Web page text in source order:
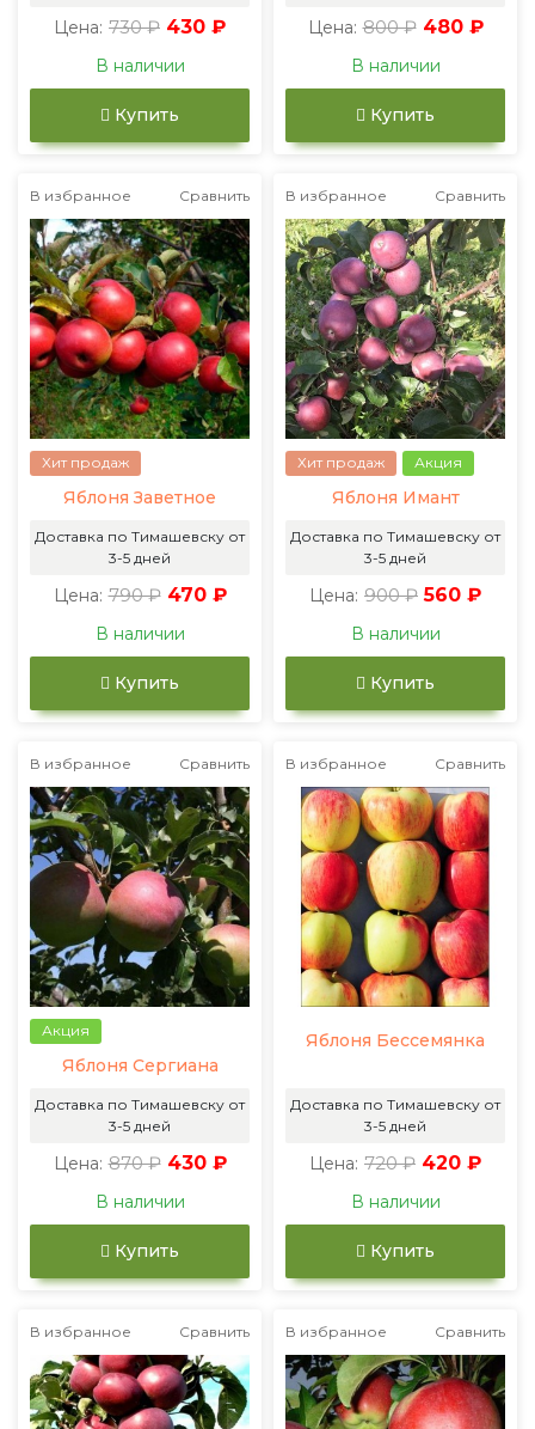
Цена: 730 ₽ 430 ₽
В наличии
Купить
Цена: 800 ₽ 480 ₽
В наличии
Купить
В избранное Сравнить
Хит продаж
Яблоня Заветное
Доставка по Тимашевску от
3-5 дней
Цена: 790 ₽ 470 ₽
В наличии
Купить
В избранное Сравнить
Хит продаж Акция
Яблоня Имант
Доставка по Тимашевску от
3-5 дней
Цена: 900 ₽ 560 ₽
В наличии
Купить
В избранное Сравнить
Акция
Яблоня Сергиана
Доставка по Тимашевску от
3-5 дней
Цена: 870 ₽ 430 ₽
В наличии
Купить
В избранное Сравнить
Яблоня Бессемянка
Доставка по Тимашевску от
3-5 дней
Цена: 720 ₽ 420 ₽
В наличии
Купить
В избранное Сравнить В избранное Сравнить